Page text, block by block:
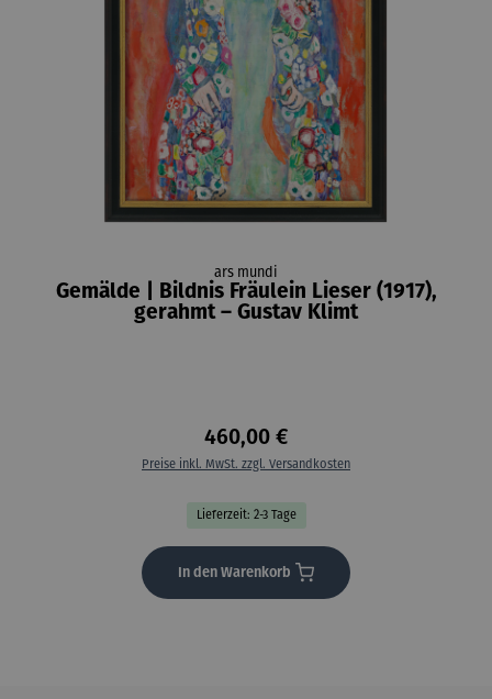
ars mundi
Gemälde | Bildnis Fräulein Lieser (1917),
gerahmt – Gustav Klimt
460,00 €
Preise inkl. MwSt. zzgl. Versandkosten
Lieferzeit: 2-3 Tage
In den Warenkorb